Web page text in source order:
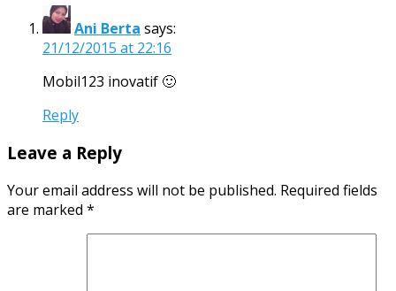
Ani Berta says:
21/12/2015 at 22:16
Mobil123 inovatif 🙂
Reply
Leave a Reply
Your email address will not be published. Required fields
are marked *